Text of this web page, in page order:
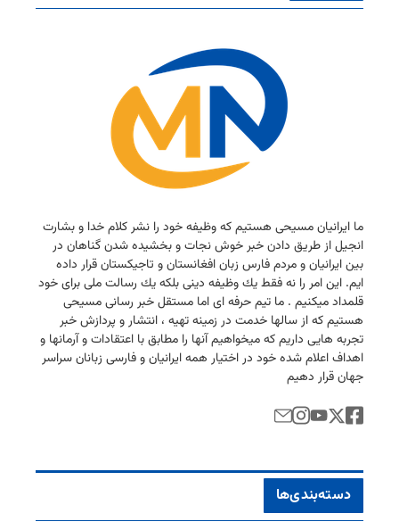
ما ایرانیان مسیحی هستیم كه وظیفه خود را نشر كلام خدا و بشارت
انجیل از طریق دادن خبر خوش نجات و بخشیده شدن گناهان در
بین ایرانیان و مردم فارس زبان افغانستان و تاجیكستان قرار داده
ایم. این امر را نه فقط یك وظیفه دینی بلكه یك رسالت ملی برای خود
قلمداد میكنیم . ما تیم حرفه ای اما مستقل خبر رسانی مسیحی
هستیم كه از سالها خدمت در زمینه تهیه ، انتشار و پردازش خبر
تجربه هایی داریم كه میخواهیم آنها را مطابق با اعتقادات و آرمانها و
اهداف اعلام شده خود در اختیار همه ایرانیان و فارسی زبانان سراسر
جهان قرار دهیم
دسته‌بندی‌ها